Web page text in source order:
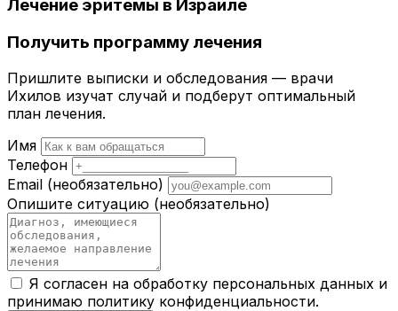
Лечение эритемы в Израиле
Получить программу лечения
Пришлите выписки и обследования — врачи
Ихилов изучат случай и подберут оптимальный
план лечения.
Имя
Телефон
Email (необязательно)
Опишите ситуацию (необязательно)
Я согласен на обработку персональных данных и
принимаю политику конфиденциальности.